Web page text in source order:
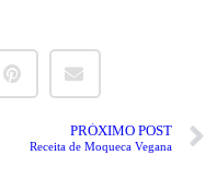
PRÓXIMO POST
Receita de Moqueca Vegana